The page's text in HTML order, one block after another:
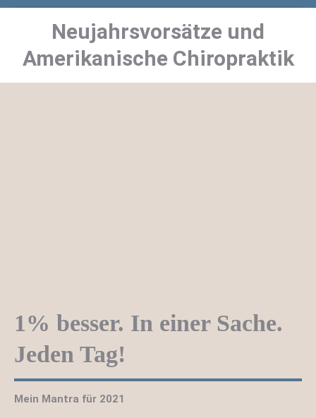
Neujahrsvorsätze und
Amerikanische Chiropraktik
1% besser. In einer Sache.
Jeden Tag!
Mein Mantra für 2021